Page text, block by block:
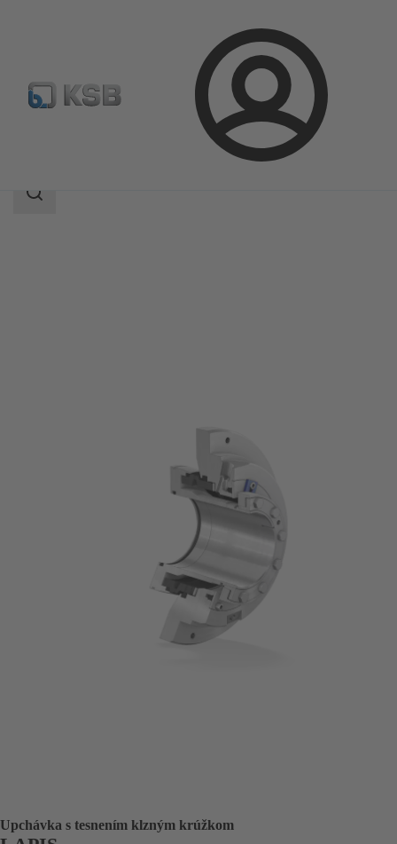
Prihlásenie
Katalóg produktov LAPIS
Oblasť
Upchávka s tesnením klzným krúžkom